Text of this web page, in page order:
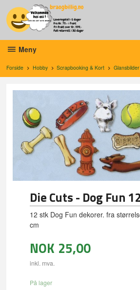
innholdet
Meny
Forside Hobby Scrapbooking & Kort
Die Cuts - Dog Fun
12 stk Dog Fun dekorer. fra
cm
NOK 25,00
inkl. mva.
På lager